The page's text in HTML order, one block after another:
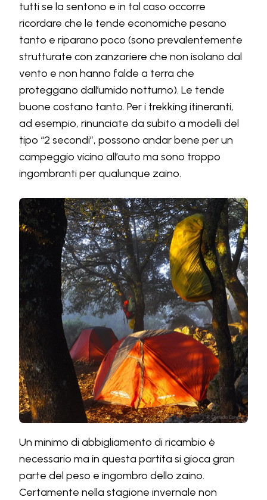
tutti se la sentono e in tal caso occorre
ricordare che le tende economiche pesano
tanto e riparano poco (sono prevalentemente
strutturate con zanzariere che non isolano dal
vento e non hanno falde a terra che
proteggano dall’umido notturno). Le tende
buone costano tanto. Per i trekking itineranti,
ad esempio, rinunciate da subito a modelli del
tipo “2 secondi”, possono andar bene per un
campeggio vicino all’auto ma sono troppo
ingombranti per qualunque zaino.
Un minimo di abbigliamento di ricambio è
necessario ma in questa partita si gioca gran
parte del peso e ingombro dello zaino.
Certamente nella stagione invernale non